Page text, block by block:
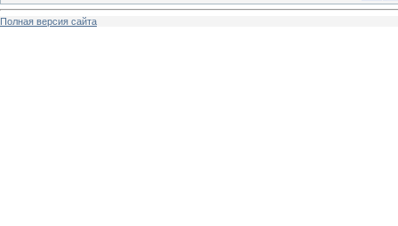
Полная версия сайта